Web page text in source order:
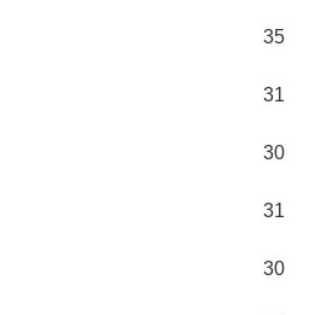
35
31
30
31
30